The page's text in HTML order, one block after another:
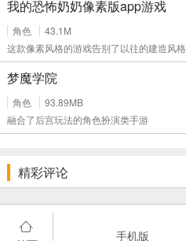
我的恐怖奶奶像素版app游戏
角色
43.1M
这款像素风格的游戏告别了以往的建造风格
梦魔学院
角色
93.89MB
融合了后宫玩法的角色扮演类手游
精彩评论
手机版